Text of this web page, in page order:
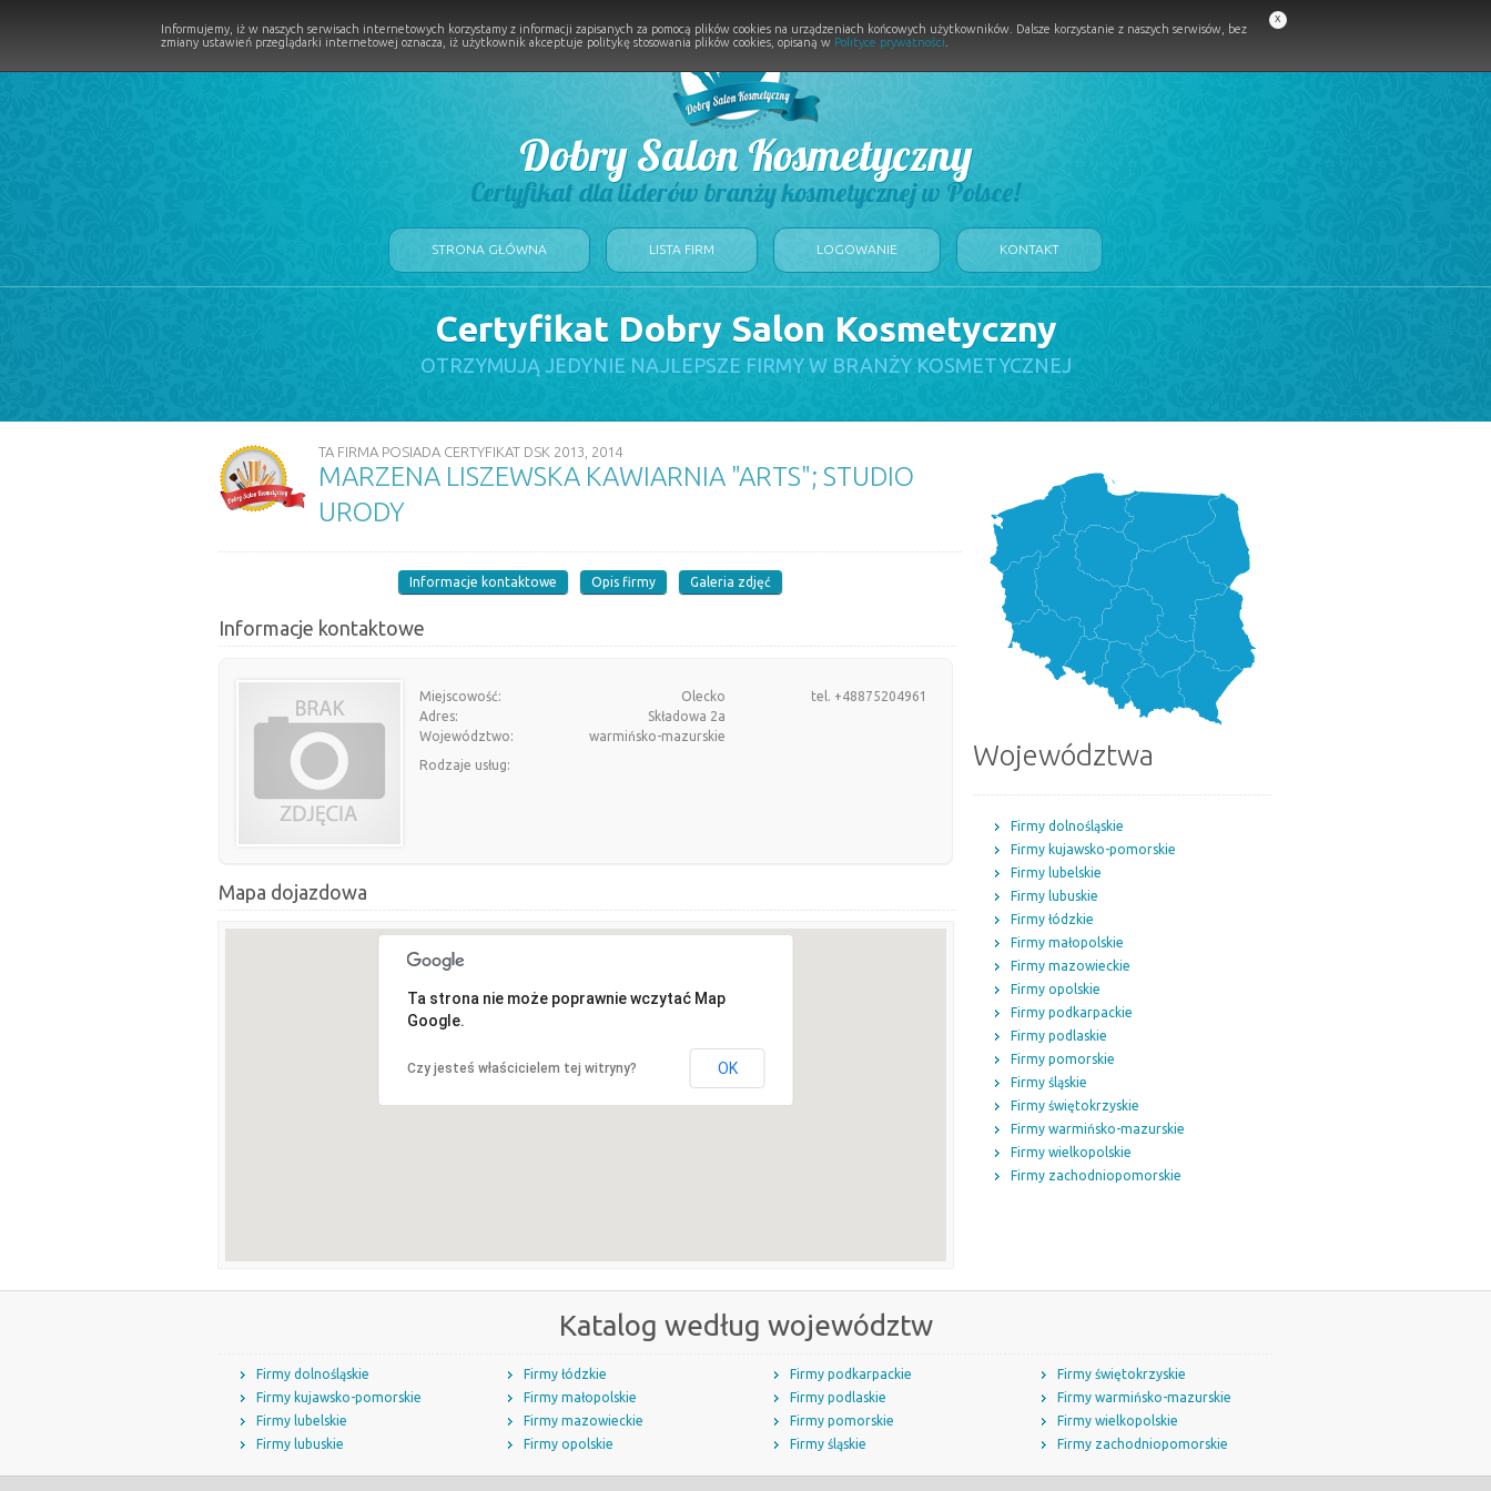
Dobry Salon Kosmetyczny
Certyfikat dla liderów branży kosmetycznej w Polsce!
STRONA GŁÓWNA LISTA FIRM LOGOWANIE KONTAKT
Certyfikat Dobry Salon Kosmetyczny
OTRZYMUJĄ JEDYNIE NAJLEPSZE FIRMY W BRANŻY KOSMETYCZNEJ
TA FIRMA POSIADA CERTYFIKAT DSK 2013, 2014
MARZENA LISZEWSKA KAWIARNIA "ARTS"; STUDIO
URODY
Informacje kontaktowe Opis firmy Galeria zdjęć
Informacje kontaktowe
Miejscowość:
Olecko
Adres:
Składowa 2a
Województwo:
warmińsko-mazurskie
tel. +48875204961
Rodzaje usług:
Mapa dojazdowa
Ta strona nie może poprawnie wczytać Map
Google.
Czy jesteś właścicielem tej witryny? OK
Województwa
Firmy dolnośląskie
Firmy kujawsko-pomorskie
Firmy lubelskie
Firmy lubuskie
Firmy łódzkie
Firmy małopolskie
Firmy mazowieckie
Firmy opolskie
Firmy podkarpackie
Firmy podlaskie
Firmy pomorskie
Firmy śląskie
Firmy świętokrzyskie
Firmy warmińsko-mazurskie
Firmy wielkopolskie
Firmy zachodniopomorskie
Katalog według województw
Firmy dolnośląskie
Firmy kujawsko-pomorskie
Firmy lubelskie
Firmy lubuskie
Firmy łódzkie
Firmy małopolskie
Firmy mazowieckie
Firmy opolskie
Firmy podkarpackie
Firmy podlaskie
Firmy pomorskie
Firmy śląskie
Firmy świętokrzyskie
Firmy warmińsko-mazurskie
Firmy wielkopolskie
Firmy zachodniopomorskie
Informujemy, iż w naszych serwisach internetowych korzystamy z informacji zapisanych za pomocą plików cookies na urządzeniach końcowych użytkowników. Dalsze korzystanie z naszych serwisów, bez
zmiany ustawień przeglądarki internetowej oznacza, iż użytkownik akceptuje politykę stosowania plików cookies, opisaną w Polityce prywatności
x